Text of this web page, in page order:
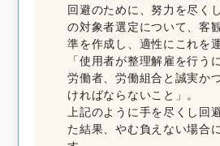
回避のために、努力を尽く
の対象者選定について、客
準を作成し、適性にこれを
「使用者が整理解雇を行う
労働者、労働組合と誠実か
ければならないこと」。
上記のように手を尽くし回
た結果、やむ負えない場合